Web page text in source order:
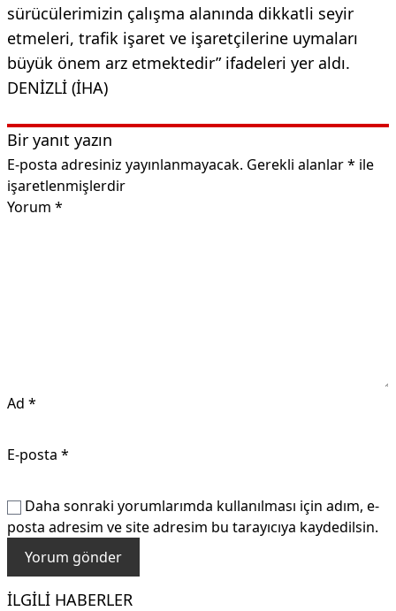
sürücülerimizin çalışma alanında dikkatli seyir
etmeleri, trafik işaret ve işaretçilerine uymaları
büyük önem arz etmektedir” ifadeleri yer aldı.
DENİZLİ (İHA)
Bir yanıt yazın
E-posta adresiniz yayınlanmayacak. Gerekli alanlar* ile
işaretlenmişlerdir
Yorum *
Ad *
E-posta *
Daha sonraki yorumlarımda kullanılması için adım, e-
posta adresim ve site adresim bu tarayıcıya kaydedilsin.
İLGILI HABERLER